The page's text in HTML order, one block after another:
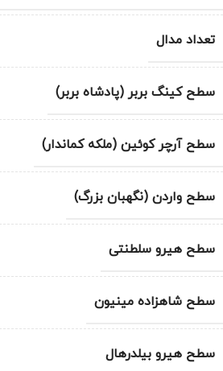
تعداد مدال
سطح کینگ بربر (پادشاه بربر)
سطح آرچر کوئین (ملکه کماندار)
سطح واردن (نگهبان بزرگ)
سطح هیرو سلطنتی
سطح شاهزاده مینیون
سطح هیرو بیلدرهال